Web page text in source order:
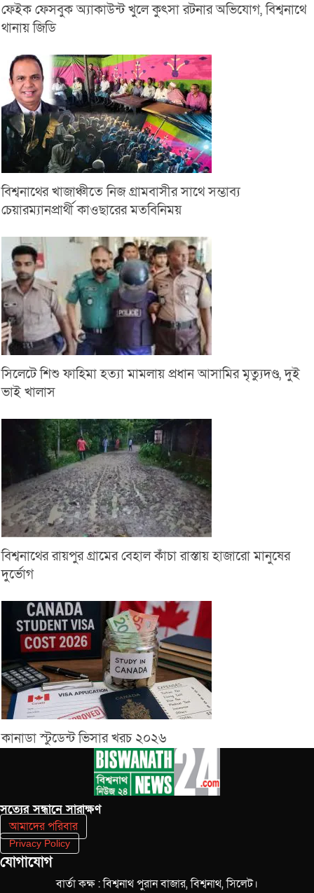
ফেইক ফেসবুক অ্যাকাউন্ট খুলে কুৎসা রটনার অভিযোগ, বিশ্বনাথে
থানায় জিডি
বিশ্বনাথের খাজাঞ্চীতে নিজ গ্রামবাসীর সাথে সম্ভাব্য
চেয়ারম্যানপ্রার্থী কাওছারের মতবিনিময়
সিলেটে শিশু ফাহিমা হত্যা মামলায় প্রধান আসামির মৃত্যুদণ্ড, দুই
ভাই খালাস
বিশ্বনাথের রায়পুর গ্রামের বেহাল কাঁচা রাস্তায় হাজারো মানুষের
দুর্ভোগ
কানাডা স্টুডেন্ট ভিসার খরচ ২০২৬
সত‌্যের সন্ধানে সারাক্ষণ
আমাদের পরিবার
Privacy Policy
যোগাযোগ
বার্তা কক্ষ : বিশ্বনাথ পুরান বাজার, বিশ্বনাথ, সিলেট।